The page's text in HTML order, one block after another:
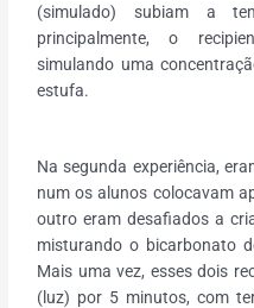
(simulado) subiam a
principalmente, o
simulando uma
estufa.
Na segunda experiência,
num os alunos colocavam
outro eram desafiados a
misturando o bicarbonato
Mais uma vez, esses dois
(luz) por 5 minutos, com